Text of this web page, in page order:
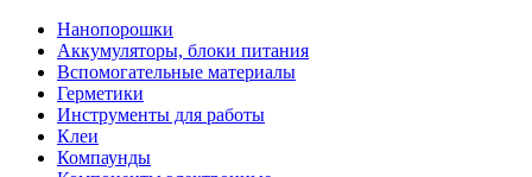
Нанопорошки
Аккумуляторы, блоки питания
Вспомогательные материалы
Герметики
Инструменты для работы
Клеи
Компаунды